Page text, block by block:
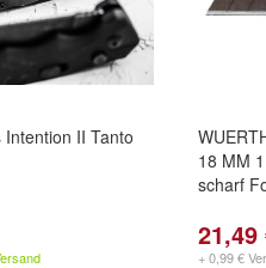
Intention II Tanto
18 MM 1
scharf
21,49
+ 0,99 €